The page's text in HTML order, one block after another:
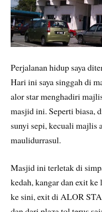
Perjalanan hidup saya
Hari ini saya singgah di
alor star menghadiri
masjid ini. Seperti biasa,
sunyi sepi, kecuali majlis
maulidurrasul.
Masjid ini terletak di
kedah, kangar dan exit
ke sini, exit di ALOR